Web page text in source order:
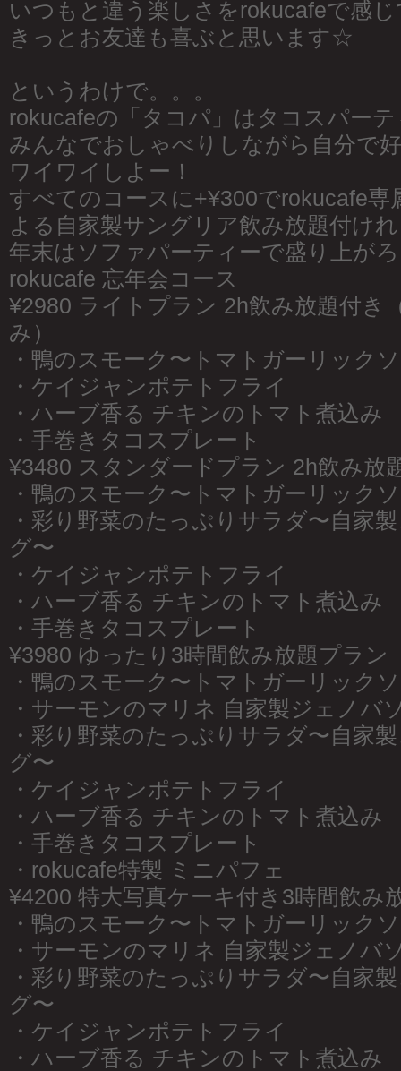
いつもと違う楽しさをrokucafeで感
きっとお友達も喜ぶと思います☆
というわけで。。。
rokucafeの「タコパ」はタコスパー
みんなでおしゃべりしながら自分で
ワイワイしよー！
すべてのコースに+¥300でrokucafe専
よる自家製サングリア飲み放題付け
年末はソファパーティーで盛り上が
rokucafe 忘年会コース
¥2980 ライトプラン 2h飲み放題付き
み）
・鴨のスモーク〜トマトガーリック
・ケイジャンポテトフライ
・ハーブ香る チキンのトマト煮込み
・手巻きタコスプレート
¥3480 スタンダードプラン 2h飲み放
・鴨のスモーク〜トマトガーリック
・彩り野菜のたっぷりサラダ〜自家
グ〜
・ケイジャンポテトフライ
・ハーブ香る チキンのトマト煮込み
・手巻きタコスプレート
¥3980 ゆったり3時間飲み放題プラン
・鴨のスモーク〜トマトガーリック
・サーモンのマリネ 自家製ジェノバ
・彩り野菜のたっぷりサラダ〜自家
グ〜
・ケイジャンポテトフライ
・ハーブ香る チキンのトマト煮込み
・手巻きタコスプレート
・rokucafe特製 ミニパフェ
¥4200 特大写真ケーキ付き3時間飲み
・鴨のスモーク〜トマトガーリック
・サーモンのマリネ 自家製ジェノバ
・彩り野菜のたっぷりサラダ〜自家
グ〜
・ケイジャンポテトフライ
・ハーブ香る チキンのトマト煮込み